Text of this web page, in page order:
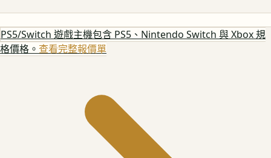
PS5/Switch 遊戲主機包含 PS5、Nintendo Switch 與 Xbox 規
格價格。 查看完整報價單